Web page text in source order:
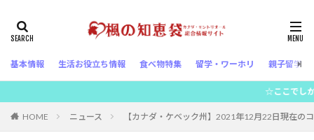
基本情報 生活お役立ち情報 食べ物特集 留学・ワーホリ 親子留学
☆ここでしか読むことができな
HOME ニュース 【カナダ・ケベック州】2021年12月22日現在の